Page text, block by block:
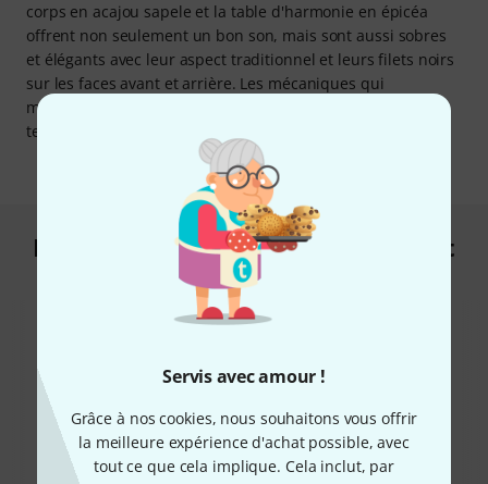
Servis avec amour !
Grâce à nos cookies, nous souhaitons vous offrir
la meilleure expérience d'achat possible, avec
tout ce que cela implique. Cela inclut, par
corps en acajou sapele et la table d'harmonie en épicéa
offrent non seulement un bon son, mais sont aussi sobres
et élégants avec leur aspect traditionnel et leurs filets noirs
sur les faces avant et arrière. Les mécaniques qui
maintiennent l'accord des six cordes en nylon de moyenne
tension sont également fiables.
Les clients qui ont regardé ce produit
ont acheté ceci